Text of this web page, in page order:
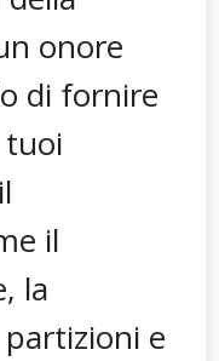
onore
di fornire
tuoi
il
la
e